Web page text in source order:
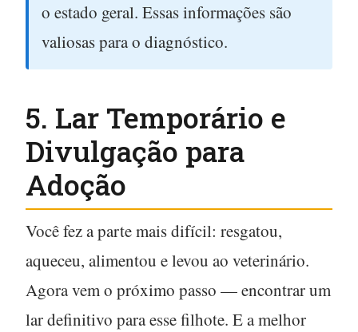
o estado geral. Essas informações são
valiosas para o diagnóstico.
5. Lar Temporário e
Divulgação para
Adoção
Você fez a parte mais difícil: resgatou,
aqueceu, alimentou e levou ao veterinário.
Agora vem o próximo passo — encontrar um
lar definitivo para esse filhote. E a melhor